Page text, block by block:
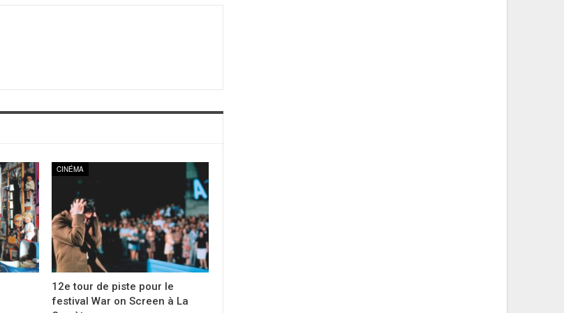
CINÉMA
12e tour de piste pour le
festival War on Screen à La